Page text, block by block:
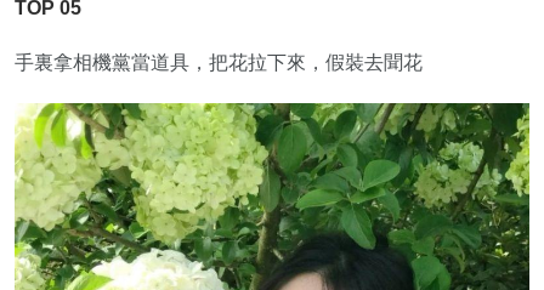
TOP 05
手裏拿相機黨當道具，把花拉下來，假裝去聞花